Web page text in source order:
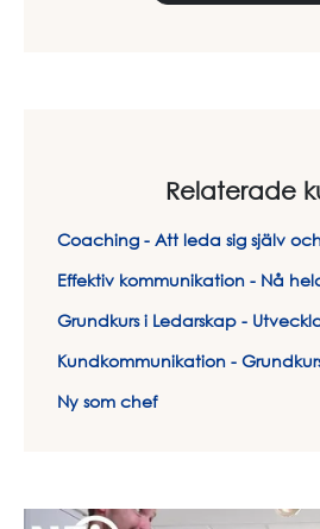
Relaterade
Coaching - Att leda sig själv
Kundkommunikation -
Ny som chef